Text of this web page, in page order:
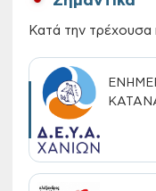
Κατά την τρέχουσα